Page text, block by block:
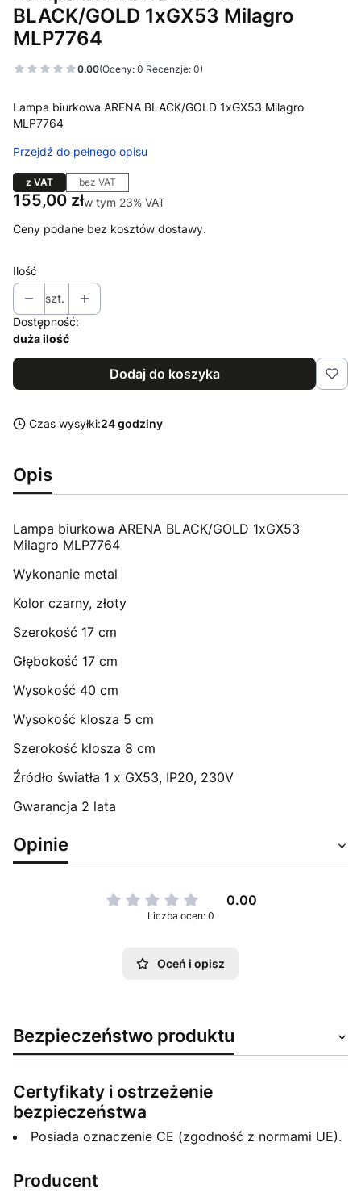
BLACK/GOLD 1xGX53 Milagro
MLP7764
0.00(Oceny: 0 Recenzje: 0)
Lampa biurkowa ARENA BLACK/GOLD 1xGX53 Milagro
MLP7764
Przejdź do pełnego opisu
z VAT bez VAT
Cena
155,00 złw tym 23% VAT
w tym 23% VAT
Ceny podane bez kosztów dostawy.
Ilość
szt.
Dostępność:
duża ilość
Dodaj do koszyka
Czas wysyłki:24 godziny
Opis
Lampa biurkowa ARENA BLACK/GOLD 1xGX53
Milagro MLP7764
Wykonanie metal
Kolor czarny, złoty
Szerokość 17 cm
Głębokość 17 cm
Wysokość 40 cm
Wysokość klosza 5 cm
Szerokość klosza 8 cm
Źródło światła 1 x GX53, IP20, 230V
Gwarancja 2 lata
Opinie
0.00
Liczba ocen: 0
Oceń i opisz
Bezpieczeństwo produktu
Certyfikaty i ostrzeżenie
bezpieczeństwa
Posiada oznaczenie CE (zgodność z normami UE).
Producent